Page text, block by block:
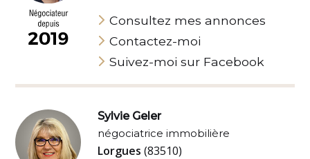
Consultez mes annonces
Contactez-moi
Suivez-moi sur Facebook
Sylvie Geler
négociatrice immobilière
Lorgues(83510)